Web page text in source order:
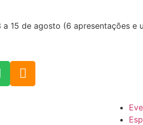
15 de agosto (6 apresentações e